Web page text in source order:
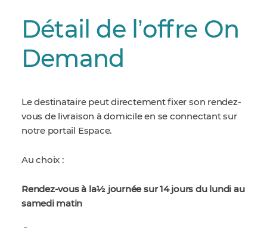
Détail de lʼoffre On
Demand
Le destinataire peut directement fixer son rendez-
vous de livraison à domicile en se connectant sur
notre portail Espace.
Au choix :
Rendez-vous à la½ journée sur 14 jours du lundi au
samedi matin